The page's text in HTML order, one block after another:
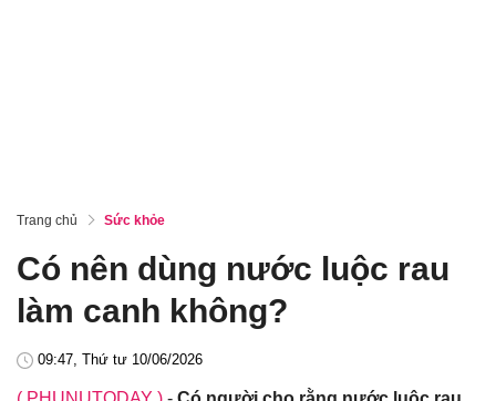
Trang chủ Sức khỏe
Có nên dùng nước luộc rau
làm canh không?
09:47, Thứ tư 10/06/2026